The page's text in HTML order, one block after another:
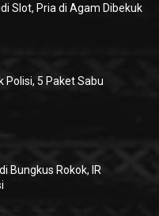
Slot, Pria di Agam Dibekuk
Polisi, 5 Paket Sabu
Bungkus Rokok, IR